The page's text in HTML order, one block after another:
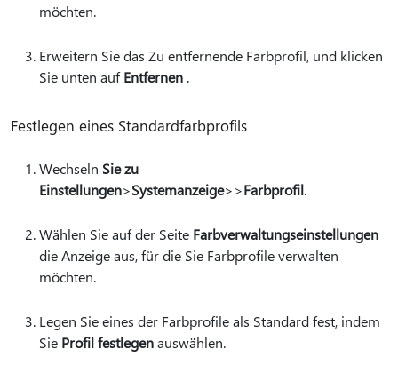
möchten.
Erweitern Sie das Zu entfernende Farbprofil, und klicken
Sie unten aufEntfernen .
Festlegen eines Standardfarbprofils
Wechseln Sie zu
Einstellungen>Systemanzeige>>Farbprofil.
Wählen Sie auf der Seite Farbverwaltungseinstellungen
die Anzeige aus, für die Sie Farbprofile verwalten
möchten.
Legen Sie eines der Farbprofile als Standard fest, indem
Sie Profil festlegenauswählen.